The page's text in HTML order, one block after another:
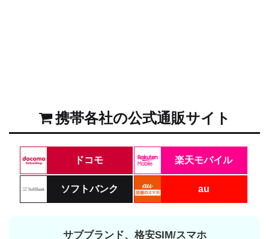
携帯各社の公式通販サイト
ドコモ 楽天モバイル
ソフトバンク au
サブブランド、格安SIM/スマホ